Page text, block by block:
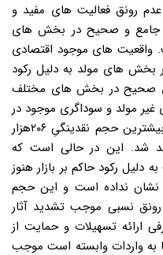
رونق فعالیت های مفید و
جامع و صحیح در بخش های
واقعیت های موجود اقتصادی
های مولد به دلیل رکود
صحیح در بخش های مختلف
مولد و سوداگری موجود در
بازارهای موازی موجب سرازیر شدن بیشترین حجم نقدینگیِ ۲۰۶هزار
شد. این در حالی است که
نقدینگی طی ۳سال گذشته(۲) به دلیل رکود حاکم بر بازار هنوز
نشان نداده است و این حجم
رونق نسبی موجب تشدید آثار
ارائه تسهیلات و حمایت از
به واردات وابسته است موجب